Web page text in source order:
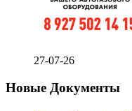
27-07-26
Новые Документы